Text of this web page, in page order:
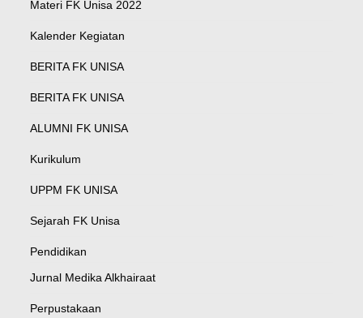
Materi FK Unisa 2022
Kalender Kegiatan
BERITA FK UNISA
BERITA FK UNISA
ALUMNI FK UNISA
Kurikulum
UPPM FK UNISA
Sejarah FK Unisa
Pendidikan
Jurnal Medika Alkhairaat
Perpustakaan